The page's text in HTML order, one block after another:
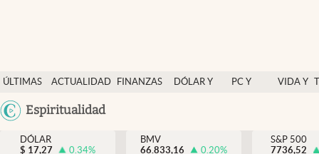
ÚLTIMAS
NOTICIAS
ACTUALIDAD
FINANZAS
DÓLAR Y
PC Y
VIDA Y
México
Espiritualidad
Actualidad
Finanzas y economía
Dólar y mercados
DÓLAR
$ 17,27 0.34%
BMV
66.833,16
0.20%
S&P 500
7736,52